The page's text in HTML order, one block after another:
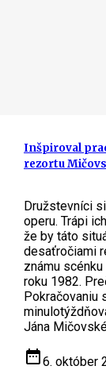
Inšpiroval
rezortu
Družstevníci
operu. Trápi
že by táto
desaťročiami
známu
roku 1982.
Pokračovaniu
Jána
date_range6. október